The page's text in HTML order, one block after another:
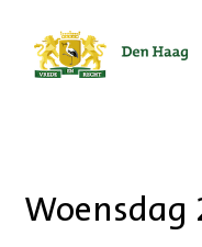
Ga
Woensdag